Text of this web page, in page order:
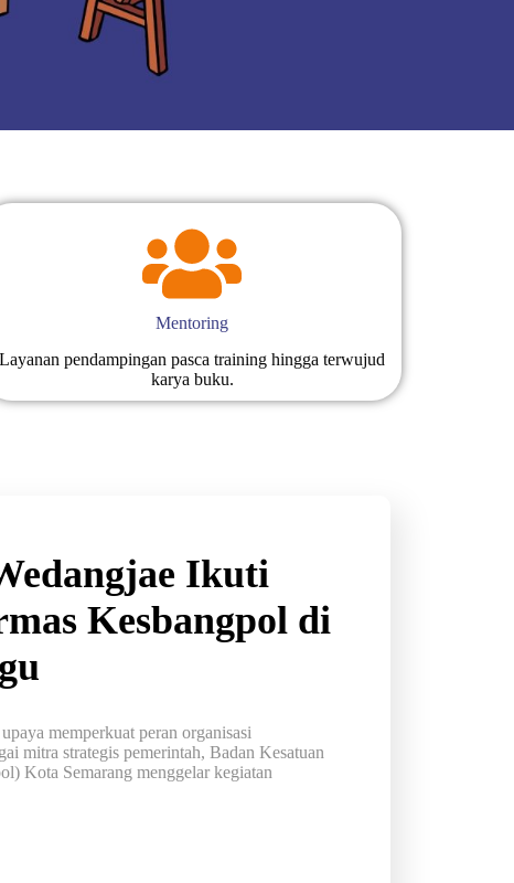
Mentoring
Layanan pendampingan pasca training hingga terwujud
karya buku.
Ikuti
Kesbangpol di
memperkuat peran organisasi
mitra strategis pemerintah, Badan Kesatuan
Kota Semarang menggelar kegiatan